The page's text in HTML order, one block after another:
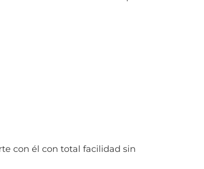
con él con total facilidad sin